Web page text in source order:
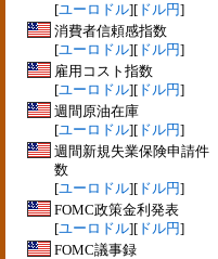
[ユーロドル][ ドル円]
消費者信頼感指数
[ユーロドル][ ドル円]
雇用コスト指数
[ユーロドル][ ドル円]
週間原油在庫
[ユーロドル][ ドル円]
週間新規失業保険申請件
数
[ユーロドル][ ドル円]
FOMC政策金利発表
[ユーロドル][ ドル円]
FOMC議事録